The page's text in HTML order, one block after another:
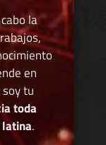
la
en
tu
toda
latina.